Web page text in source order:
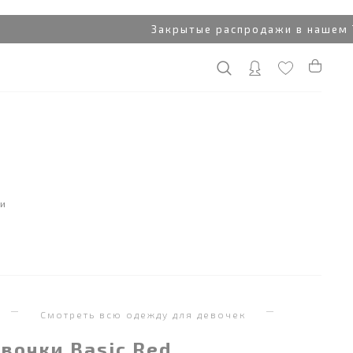
Закрытые распродажи в нашем
Смотреть всю одежду для девочек